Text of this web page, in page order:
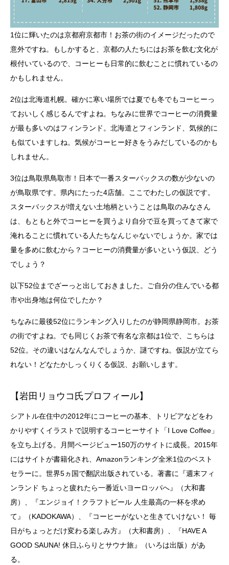
1位に輝いたのは京都府京都市！お茶の街のイメージだったので
意外ですね。もしかすると、京都の人たちにはお茶を飲む文化が
根付いているので、コーヒーも日常的に飲むことに慣れているの
かもしれません。
2位は北海道札幌。確かに寒い場所では夏でも冬でもコーヒーっ
ておいしく感じるんですよね。ちなみに世界でコーヒーの消費量
が最も多いのはフィンランド。北海道とフィンランド、気候的に
も似ていますしね。気候がコーヒー好きをうみだしているのかも
しれません。
3位は鳥取県鳥取市！日本で一番スターバックスの数が少ないの
が鳥取県です。県内にたった4店舗。ここでわたしの仮説です。
スターバックスが増えない土地柄ということは鳥取のみなさん
は、もともと外でコーヒーを買うより自分で豆を買ってきて家で
淹れることに慣れている人たちなんじゃないでしょうか。家では
量を多めに飲むから？コーヒーの消費量が多いという仮説、どう
でしょう？
以下52位までざーっと出しておきました。ご自分の住んでいる都
市や出身地は何位でしたか？
ちなみに最後52位にランキング入りしたのが静岡県静岡市。お茶
の街ですよね。でも同じくお茶で有名な京都は1位で、こちらは
52位。その違いはなんなんでしょうか、謎ですね。仮説が立てら
れない！どなたかしっくりくる仮説、お願いします。
【岩田リョウコ氏プロフィール】
シアトル在住中の2012年にコーヒーの基本、トリビアなどをわ
かりやすくイラストで説明するコーヒーサイト「I Love Coffee」
を立ち上げる。月間ページビュー150万のサイトに成長。2015年
にはサイトが書籍化され、Amazonランキング全米1位のベスト
セラーに。世界5ヵ国で翻訳出版されている。著書に『週末フィ
ンランド ちょっと疲れたら一番近いヨーロッパへ』（大和書
房）、『エンジョイ！クラフトビール 人生最高の一杯を求め
て』（KADOKAWA）、『コーヒーがないと生きていけない！ 毎
日がちょっとだけ変わる楽しみ方』（大和書房）、『HAVE A
GOOD SAUNA! 休日ふらりとサウナ旅』（いろは出版）があ
る。